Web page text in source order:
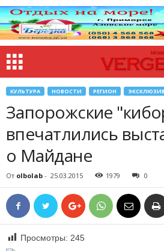
КУЛЬТУРА НОВОСТИ РЕГИОН ЭКСКЛЮЗИВ
Запорожские
впечатлились
о Майдане
От olbolab - 25.03.2015 1979 0
Просмотры: 245